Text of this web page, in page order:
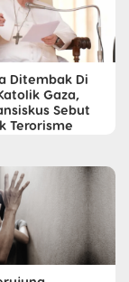
Ditembak Di
Gaza,
Sebut
Terorisme